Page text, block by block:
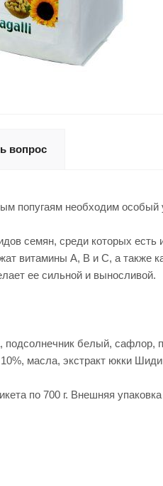
вопрос
попугаям необходим
семян, среди которых
витамины A, B и C, а
ее сильной и выносливой.
подсолнечник белый,
масла, экстракт юкки
по 700 г. Внешняя